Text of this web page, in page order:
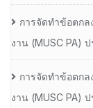
การจัดทำข้อตก
งาน (MUSC PA)
การจัดทำข้อตก
งาน (MUSC PA)